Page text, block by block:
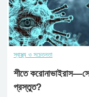
স্বাস্থ্য ও সচেতনতা
শীতে
প্রস্তুত?